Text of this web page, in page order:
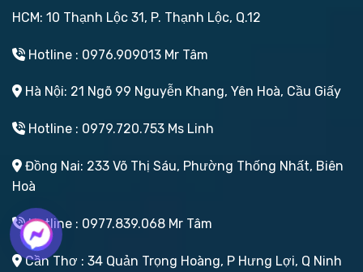
HCM: 10 Thạnh Lộc 31, P. Thạnh Lộc, Q.12
Hotline : 0976.909013 Mr Tâm
Hà Nội: 21 Ngõ 99 Nguyễn Khang, Yên Hoà, Cầu Giấy
Hotline : 0979.720.753 Ms Linh
Đồng Nai: 233 Võ Thị Sáu, Phường Thống Nhất, Biên
Hoà
Hotline : 0977.839.068 Mr Tâm
Cần Thơ : 34 Quản Trọng Hoàng, P Hưng Lợi, Q Ninh